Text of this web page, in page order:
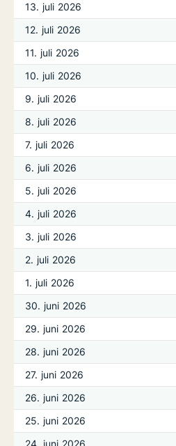
13. juli 2026
12. juli 2026
11. juli 2026
10. juli 2026
9. juli 2026
8. juli 2026
7. juli 2026
6. juli 2026
5. juli 2026
4. juli 2026
3. juli 2026
2. juli 2026
1. juli 2026
30. juni 2026
29. juni 2026
28. juni 2026
27. juni 2026
26. juni 2026
25. juni 2026
24. juni 2026